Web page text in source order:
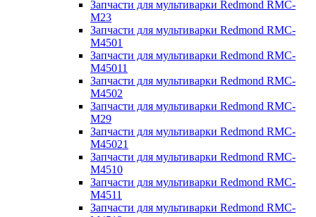
Запчасти для мультиварки Redmond RMC-
M23
Запчасти для мультиварки Redmond RMC-
M4501
Запчасти для мультиварки Redmond RMC-
M45011
Запчасти для мультиварки Redmond RMC-
M4502
Запчасти для мультиварки Redmond RMC-
M29
Запчасти для мультиварки Redmond RMC-
M45021
Запчасти для мультиварки Redmond RMC-
M4510
Запчасти для мультиварки Redmond RMC-
M4511
Запчасти для мультиварки Redmond RMC-